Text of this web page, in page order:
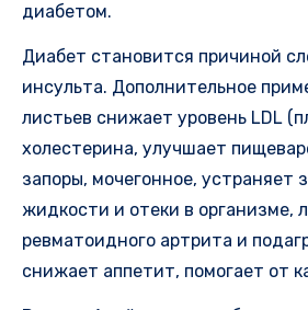
диабетом.
Диабет становится причиной
инсульта. Дополнительное
листьев снижает уровень LDL
холестерина, улучшает
запоры, мочегонное, устраняет
жидкости и отеки в организме,
ревматоидного артрита и
снижает аппетит, помогает от